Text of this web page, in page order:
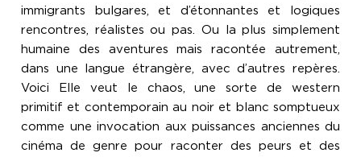
immigrants bulgares, et d’étonnantes et logiques
rencontres, réalistes ou pas. Ou la plus simplement
humaine des aventures mais racontée autrement,
dans une langue étrangère, avec d’autres repères.
Voici Elle veut le chaos, une sorte de western
primitif et contemporain au noir et blanc somptueux
comme une invocation aux puissances anciennes du
cinéma de genre pour raconter des peurs et des